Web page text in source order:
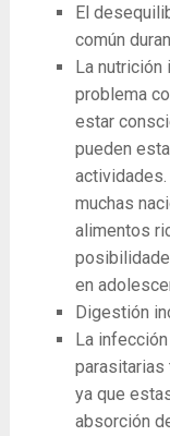
El
común
La nutrición
problema
estar
pueden
muchas
alimentos
en
Digestión
La
parasitarias
ya que
absorción